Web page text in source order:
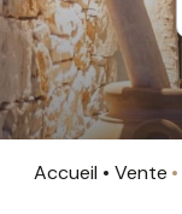
Accueil Vente